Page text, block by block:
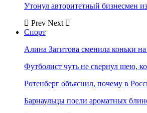
Утонул авторитетный бизнесмен
Prev Next
Спорт
Алина Загитова сменила коньки
Футболист чуть не свернул шею,
Ротенберг объяснил, почему в
Барнаульцы поели ароматных